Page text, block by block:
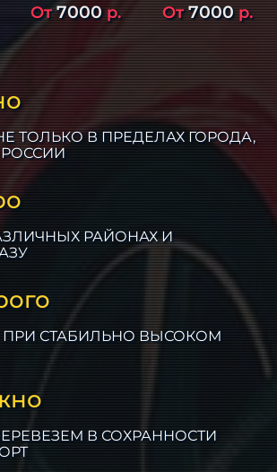
От7000р. От7000р.
ТОЛЬКО В ПРЕДЕЛАХ ГОРОДА,
РАЙОНАХ И
СТАБИЛЬНО ВЫСОКОМ
В СОХРАННОСТИ